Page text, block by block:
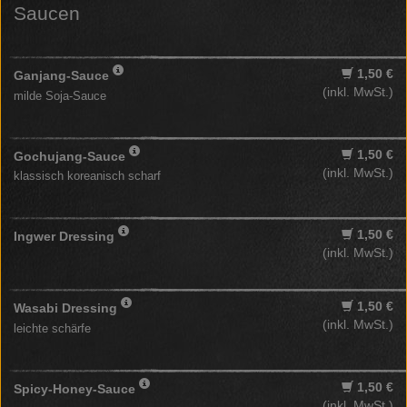
Saucen
Ganjang-Sauce
milde Soja-Sauce
1,50 €
(inkl. MwSt.)
Gochujang-Sauce
klassisch koreanisch scharf
1,50 €
(inkl. MwSt.)
Ingwer Dressing
1,50 €
(inkl. MwSt.)
Wasabi Dressing
leichte schärfe
1,50 €
(inkl. MwSt.)
Spicy-Honey-Sauce
1,50 €